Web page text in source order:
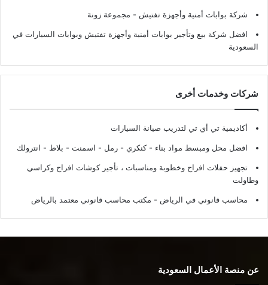
شركة بوابات أمنية وأجهزة تفتيش - مجموعة زونة
افضل شركة بيع وتأجير بوابات أمنية وأجهزة تفتيش وبوابات السيارات في
السعودية
شركات وخدمات أخرى
أكاديمية تي أي تي لتدريب صيانة السيارات
افضل محل ومبسط مواد بناء - كنكري - رمل - اسمنت - بلاط - انترولك
تجهيز حفلات افراح وخطوبة ومناسبات ، تأجير كوشات افراح وكراسي
وطاولت
محاسب قانوني في الرياض - مكتب محاسب قانوني معتمد بالرياض
عن منصة الأعمال السعودية